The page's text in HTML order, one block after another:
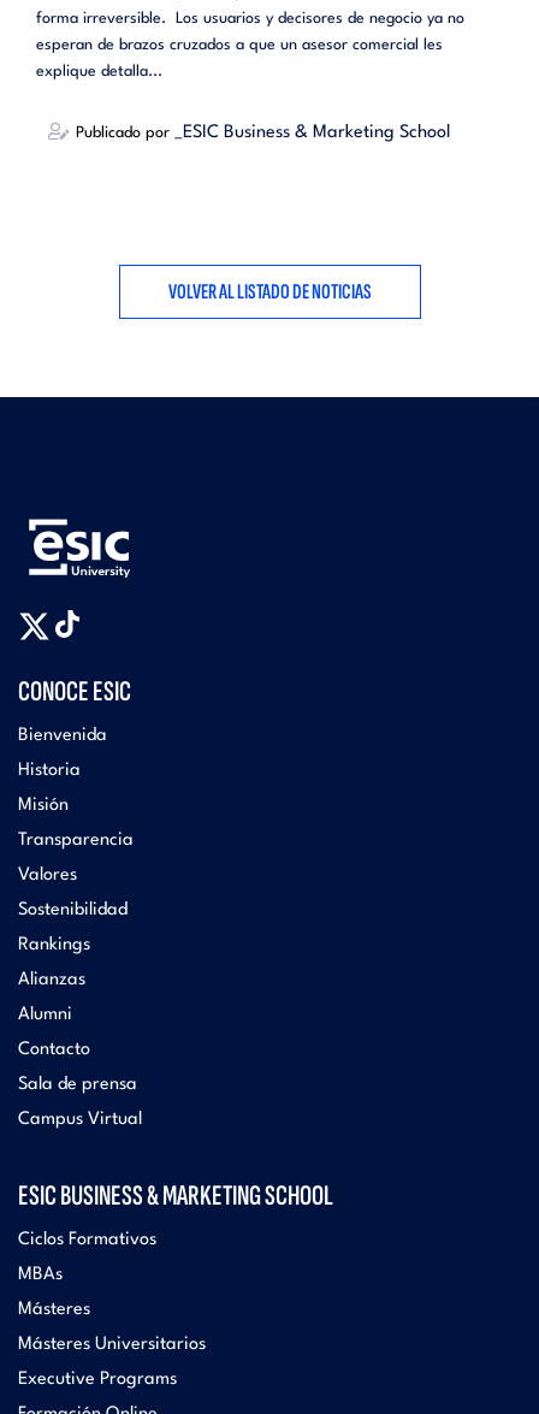
forma irreversible. Los usuarios y decisores de negocio ya no
esperan de brazos cruzados a que un asesor comercial les
explique detalla...
Publicado por _ESIC Business & Marketing School
VOLVER AL LISTADO DE NOTICIAS
CONOCE ESIC
Bienvenida
Historia
Misión
Transparencia
Valores
Sostenibilidad
Rankings
Alianzas
Alumni
Contacto
Sala de prensa
Campus Virtual
ESIC BUSINESS & MARKETING SCHOOL
Ciclos Formativos
MBAs
Másteres
Másteres Universitarios
Executive Programs